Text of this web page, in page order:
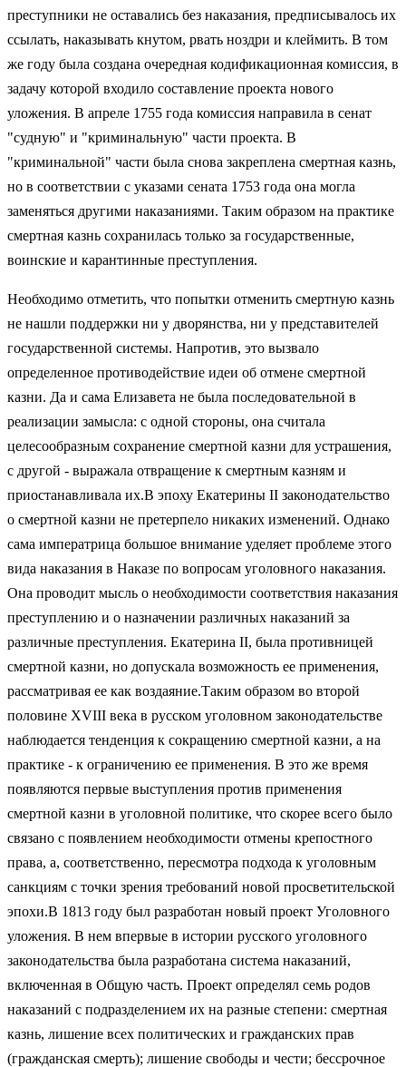
преступники не оставались без наказания, предписывалось их
ссылать, наказывать кнутом, рвать ноздри и клеймить. В том
же году была создана очередная кодификационная комиссия, в
задачу которой входило составление проекта нового
уложения. В апреле 1755 года комиссия направила в сенат
"судную" и "криминальную" части проекта. В
"криминальной" части была снова закреплена смертная казнь,
но в соответствии с указами сената 1753 года она могла
заменяться другими наказаниями. Таким образом на практике
смертная казнь сохранилась только за государственные,
воинские и карантинные преступления.
Необходимо отметить, что попытки отменить смертную казнь
не нашли поддержки ни у дворянства, ни у представителей
государственной системы. Напротив, это вызвало
определенное противодействие идеи об отмене смертной
казни. Да и сама Елизавета не была последовательной в
реализации замысла: с одной стороны, она считала
целесообразным сохранение смертной казни для устрашения,
с другой - выражала отвращение к смертным казням и
приостанавливала их.В эпоху Екатерины II законодательство
о смертной казни не претерпело никаких изменений. Однако
сама императрица большое внимание уделяет проблеме этого
вида наказания в Наказе по вопросам уголовного наказания.
Она проводит мысль о необходимости соответствия наказания
преступлению и о назначении различных наказаний за
различные преступления. Екатерина II, была противницей
смертной казни, но допускала возможность ее применения,
рассматривая ее как воздаяние.Таким образом во второй
половине XVIII века в русском уголовном законодательстве
наблюдается тенденция к сокращению смертной казни, а на
практике - к ограничению ее применения. В это же время
появляются первые выступления против применения
смертной казни в уголовной политике, что скорее всего было
связано с появлением необходимости отмены крепостного
права, а, соответственно, пересмотра подхода к уголовным
санкциям с точки зрения требований новой просветительской
эпохи.В 1813 году был разработан новый проект Уголовного
уложения. В нем впервые в истории русского уголовного
законодательства была разработана система наказаний,
включенная в Общую часть. Проект определял семь родов
наказаний с подразделением их на разные степени: смертная
казнь, лишение всех политических и гражданских прав
(гражданская смерть); лишение свободы и чести; бессрочное